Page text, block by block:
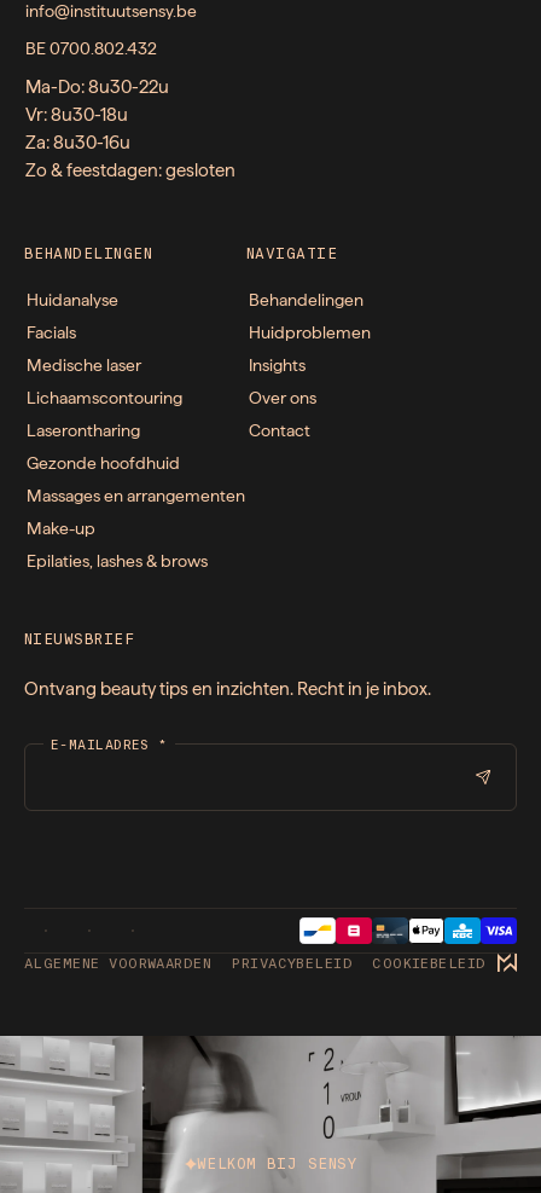
info@instituutsensy.be
BE 0700.802.432
Ma-Do: 8u30-22u
Vr: 8u30-18u
Za: 8u30-16u
Zo & feestdagen: gesloten
BEHANDELINGEN
Huidanalyse
Facials
Medische laser
Lichaamscontouring
Laserontharing
Gezonde hoofdhuid
Massages en arrangementen
Make-up
Epilaties, lashes & brows
NAVIGATIE
Behandelingen
Huidproblemen
Insights
Over ons
Contact
NIEUWSBRIEF
Ontvang beauty tips en inzichten. Recht in je inbox.
E-MAILADRES *
ALGEMENE VOORWAARDEN PRIVACYBELEID COOKIEBELEID
WELKOM BIJ SENSY